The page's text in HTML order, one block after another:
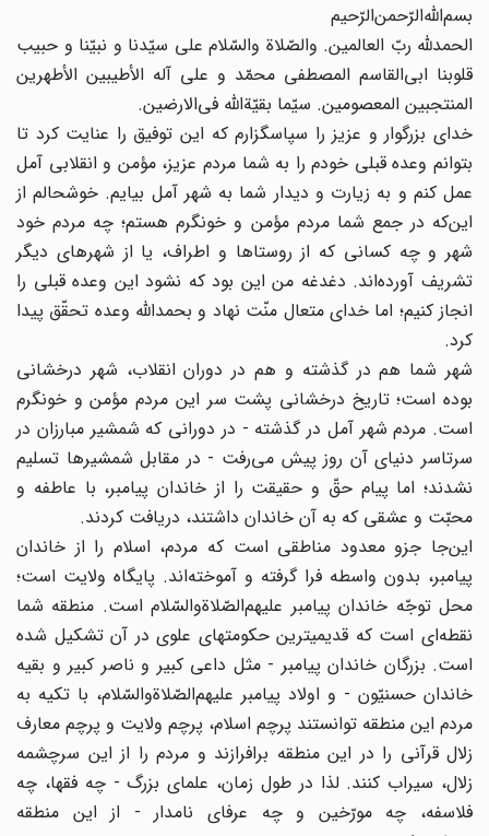
بسم‌اللَّه‌الرّحمن‌الرّحیم‌
الحمدللَّه ربّ العالمین. والصّلاة والسّلام على سیّدنا و نبیّنا و حبیب
قلوبنا ابى‌القاسم المصطفى محمّد و على آله الأطیبین الأطهرین
المنتجبین المعصومین. سیّما بقیّةاللَّه فى‌الارضین.
خداى بزرگوار و عزیز را سپاسگزارم که این توفیق را عنایت کرد تا
بتوانم وعده قبلى خودم را به شما مردم عزیز، مؤمن و انقلابى آمل
عمل کنم و به زیارت و دیدار شما به شهر آمل بیایم. خوشحالم از
این‌که در جمع شما مردم مؤمن و خونگرم هستم؛ چه مردم خود
شهر و چه کسانى که از روستاها و اطراف، یا از شهرهاى دیگر
تشریف آورده‌اند. دغدغه من این بود که نشود این وعده قبلى را
انجاز کنیم؛ اما خداى متعال منّت نهاد و بحمداللَّه وعده تحقّق پیدا
کرد.
شهر شما هم در گذشته و هم در دوران انقلاب، شهر درخشانى
بوده است؛ تاریخ درخشانى پشت سر این مردم مؤمن و خونگرم
است. مردم شهر آمل در گذشته - در دورانى که شمشیر مبارزان در
سرتاسر دنیاى آن روز پیش مى‌رفت - در مقابل شمشیرها تسلیم
نشدند؛ اما پیام حقّ و حقیقت را از خاندان پیامبر، با عاطفه و
محبّت و عشقى که به آن خاندان داشتند، دریافت کردند.
این‌جا جزو معدود مناطقى است که مردم، اسلام را از خاندان
پیامبر، بدون واسطه فرا گرفته و آموخته‌اند. پایگاه ولایت است؛
محل توجّه خاندان پیامبر علیهم‌الصّلاةوالسّلام است. منطقه شما
نقطه‌اى است که قدیمیترین حکومتهاى علوى در آن تشکیل شده
است. بزرگان خاندان پیامبر - مثل داعى کبیر و ناصر کبیر و بقیه
خاندان حسنیّون - و اولاد پیامبر علیهم‌الصّلاةوالسّلام، با تکیه به
مردم این منطقه توانستند پرچم اسلام، پرچم ولایت و پرچم معارف
زلال قرآنى را در این منطقه برافرازند و مردم را از این سرچشمه
زلال، سیراب کنند. لذا در طول زمان، علماى بزرگ - چه فقها، چه
فلاسفه، چه مورّخین و چه عرفاى نامدار - از این منطقه